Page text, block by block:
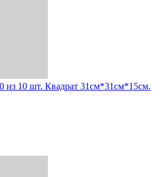
из 10 шт. Квадрат 31см*31см*15см.